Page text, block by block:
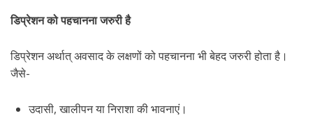
डिप्रेशन को पहचानना जरुरी है
डिप्रेशन अर्थात् अवसाद के लक्षणों को पहचानना भी बेहद जरुरी होता है।
जैसे-
उदासी, खालीपन या निराशा की भावनाएं।